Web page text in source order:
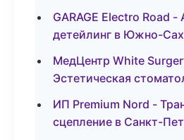
GARAGE Electro Road
детейлинг в Южно-
МедЦентр White
Эстетическая
ИП Premium Nord -
сцепление в Санкт-